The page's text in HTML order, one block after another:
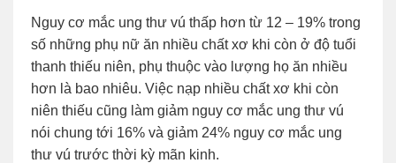
Nguy cơ mắc ung thư vú thấp hơn từ 12 – 19% trong
số những phụ nữ ăn nhiều chất xơ khi còn ở độ tuổi
thanh thiếu niên, phụ thuộc vào lượng họ ăn nhiều
hơn là bao nhiêu. Việc nạp nhiều chất xơ khi còn
niên thiếu cũng làm giảm nguy cơ mắc ung thư vú
nói chung tới 16% và giảm 24% nguy cơ mắc ung
thư vú trước thời kỳ mãn kinh.